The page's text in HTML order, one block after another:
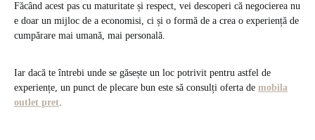
Făcând acest pas cu maturitate și respect, vei descoperi că negocierea nu
e doar un mijloc de a economisi, ci și o formă de a crea o experiență de
cumpărare mai umană, mai personală.
Iar dacă te întrebi unde se găsește un loc potrivit pentru astfel de
experiențe, un punct de plecare bun este să consulți oferta de mobila
outlet pret.